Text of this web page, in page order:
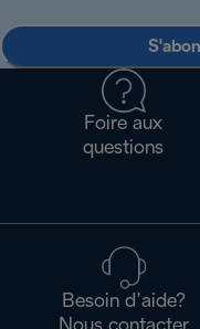
Foire aux
questions
Besoin d’aide?